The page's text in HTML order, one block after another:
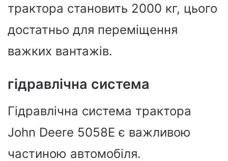
трактора становить 2000 кг, цього
достатньо для переміщення
важких вантажів.
гідравлічна система
Гідравлічна система трактора
John Deere 5058E є важливою
частиною автомобіля.